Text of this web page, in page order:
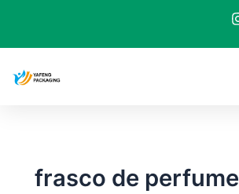
contenido
frasco de perfume